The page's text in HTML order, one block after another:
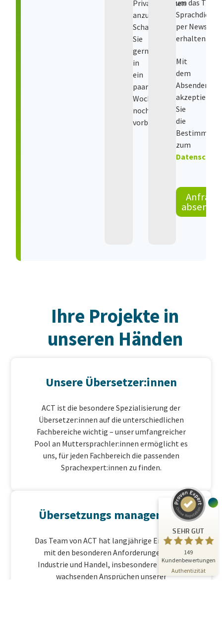
Privatpersonen
anzubieten.
Schauen
Sie
gerne
in
ein
paar
Wochen
nochmal
vorbei.
um das
per
erhalten.
Mit
dem
Absenden
akzeptieren
Sie
die
zum
Datenschutz
Anfrage
Ihre Projekte in
unseren Händen
Unsere Übersetzer:innen
ACT ist die besondere Spezialisierung der
Übersetzer:innen auf die unterschiedlichen
Fachbereiche wichtig – unser umfangreicher
Pool an Muttersprachler:innen ermöglicht es
uns, für jeden Fachbereich die passenden
Sprachexpert:innen zu finden.
Übersetzungs management
Das Team von ACT hat langjährige Erfahrung
mit den besonderen Anforderungen von
Industrie und Handel, insbesondere mit den
wachsenden Ansprüchen unserer
SEHR GUT
149
Kundenbewertungen
Authentizität
Kundenbewertungen und Erfahrungen zu
A.C.T. GmbH
ProvenExpert.com
SEHR GUT
24
ProvenExpert.com
125
Blick aufs ProvenExpert-Profil werfen
01.07.2026